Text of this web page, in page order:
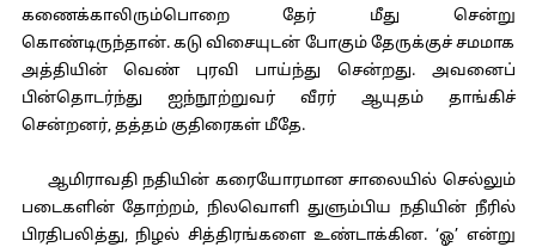
கணைக்காலிரும்பொறை தேர் மீது சென்று
கொண்டிருந்தான். கடு விசையுடன் போகும் தேருக்குச் சமமாக
அத்தியின் வெண் புரவி பாய்ந்து சென்றது. அவனைப்
பின்தொடர்ந்து ஐந்நூற்றுவர் வீரர் ஆயுதம் தாங்கிச்
சென்றனர், தத்தம் குதிரைகள் மீதே.
ஆமிராவதி நதியின் கரையோரமான சாலையில் செல்லும்
படைகளின் தோற்றம், நிலவொளி துளும்பிய நதியின் நீரில்
பிரதிபலித்து, நிழல் சித்திரங்களை உண்டாக்கின. ‘ஓ’ என்று